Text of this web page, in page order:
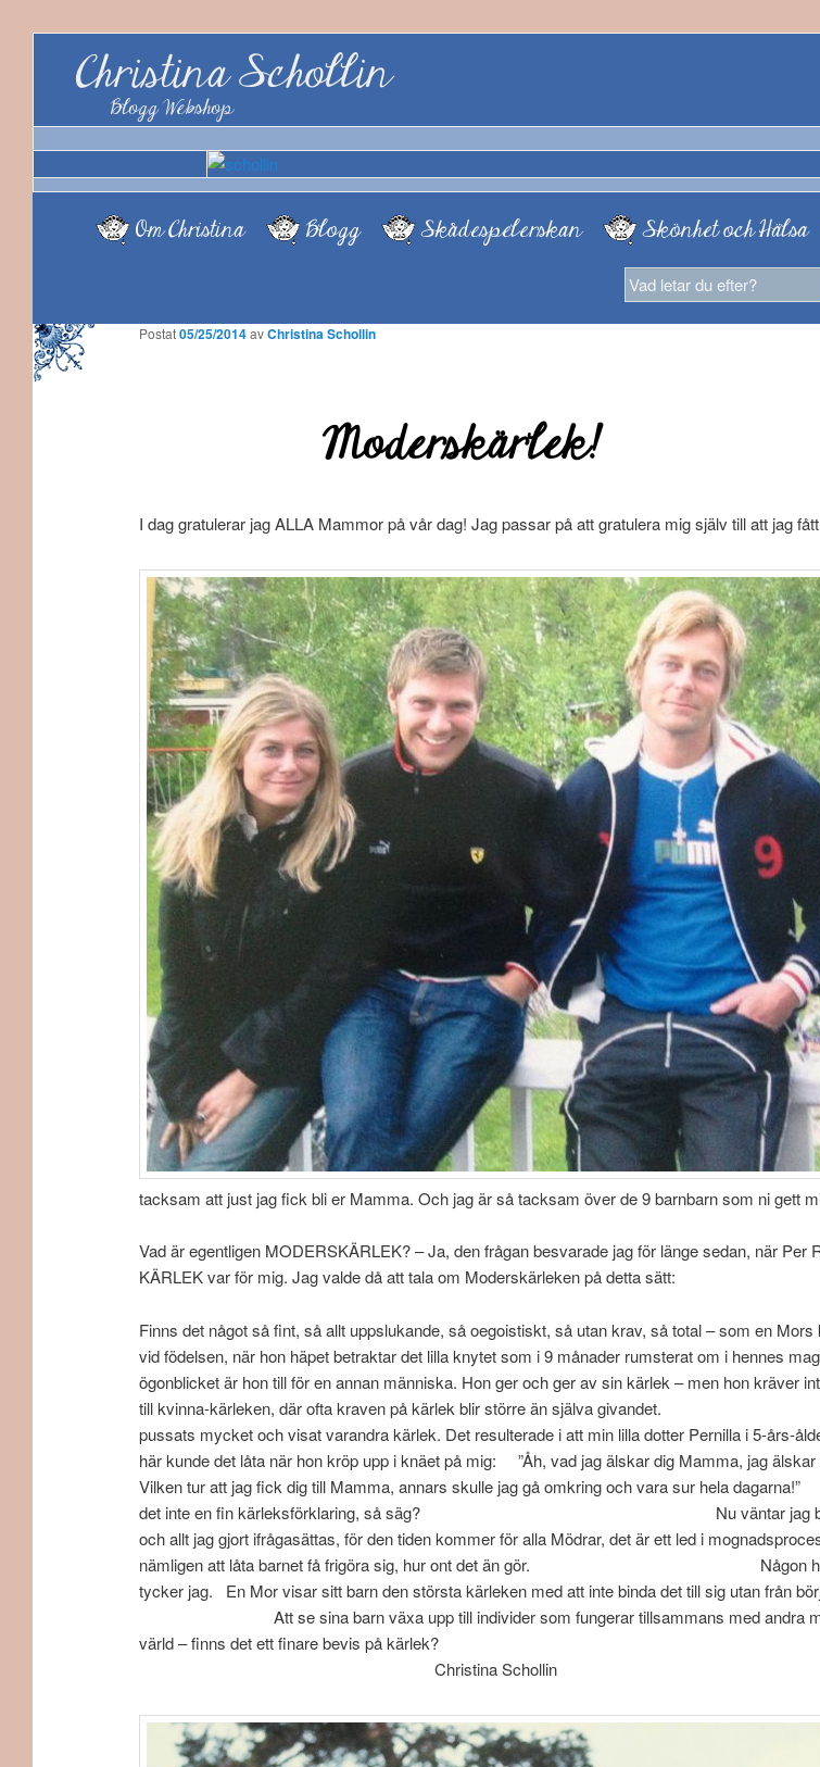
Christina Schollin
Blogg Webshop
Om Christina Blogg Skådespelerskan Skönhet och Hälsa
Moderskärlek!
Postat05/25/2014 avChristina Schollin
I dag gratulerar jag ALLA Mammor på vår dag! Jag passar på att gratulera mig själv till att jag
tacksam att just jag fick bli er Mamma. Och jag är så tacksam över de 9 barnbarn som ni gett
Vad är egentligen MODERSKÄRLEK? – Ja, den frågan besvarade jag för länge sedan, när
KÄRLEK var för mig. Jag valde då att tala om Moderskärleken på detta sätt:
Finns det något så fint, så allt uppslukande, så oegoistiskt, så utan krav, så total – som en
vid födelsen, när hon häpet betraktar det lilla knytet som i 9 månader rumsterat om i hennes
ögonblicket är hon till för en annan människa. Hon ger och ger av sin kärlek – men hon kräver
till kvinna-kärleken, där ofta kraven på kärlek blir större än
pussats mycket och visat varandra kärlek. Det resulterade i att min lilla dotter Pernilla i 5-års-
här kunde det låta när hon kröp upp i knäet på mig: ”Åh, vad jag älskar dig Mamma, jag
Vilken tur att jag fick dig till Mamma, annars skulle jag gå omkring och vara sur hela
det inte en fin kärleksförklaring, så säg? Nu väntar jag bara på att den
och allt jag gjort ifrågasättas, för den tiden kommer för alla Mödrar, det är ett led i
nämligen att låta barnet få frigöra sig, hur ont det än gör. Någon har sagt:
tycker jag. En Mor visar sitt barn den största kärleken med att inte binda det till sig
Att se sina barn växa upp till individer som fungerar tillsammans med andra
värld – finns det ett finare bevis på
Christina Schollin